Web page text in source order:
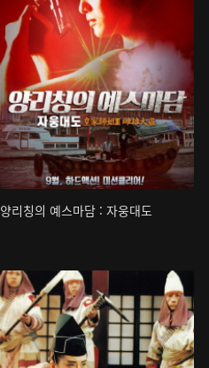
양리칭의 예스마담 : 자웅대도